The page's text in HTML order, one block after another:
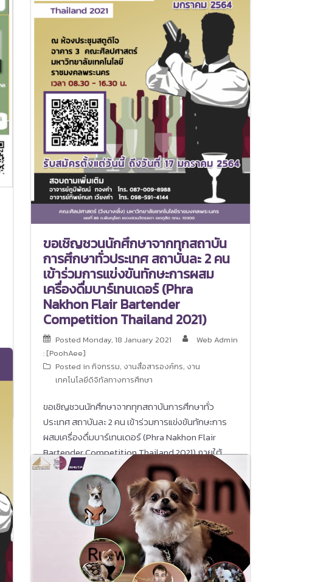
ขอเชิญชวนนักศึกษาจากทุกสถาบัน
การศึกษาทั่วประเทศ สถาบันละ 2 คน
เข้าร่วมการแข่งขันทักษะการผสม
เครื่องดื่มบาร์เทนเดอร์ (Phra
Nakhon Flair Bartender
Competition Thailand 2021)
Posted Monday, 18 January 2021
Web Admin
: [PoohAee]
Posted in กิจกรรม, งานสื่อสารองค์กร, งาน
เทคโนโลยีดิจิทัลทางการศึกษา
ขอเชิญชวนนักศึกษาจากทุกสถาบันการศึกษาทั่ว
ประเทศ สถาบันละ 2 คน เข้าร่วมการแข่งขันทักษะการ
ผสมเครื่องดื่มบาร์เทนเดอร์ (Phra Nakhon Flair
Bartender Competition Thailand 2021) ภายใต้
แนวคิด New Normal ในวันที่ 18 มกราคม 2564 ณ
ห้องสตูดิโอ (อาคาร 3) คณะศิลปศาสตร์ ราชมงคล
พระนคร ศูนย์พณิชยการพระนคร